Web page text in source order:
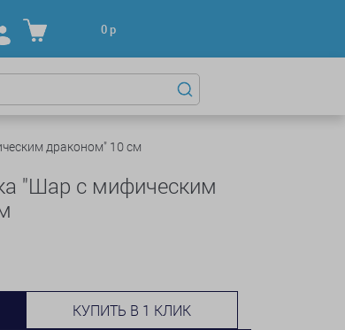
0р
драконом" 10 см
"Шар с мифическим
КУПИТЬ В 1 КЛИК